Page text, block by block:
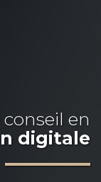
en
digitale